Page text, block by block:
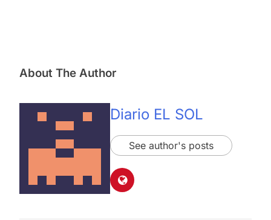
About The Author
Diario EL SOL
See author's posts